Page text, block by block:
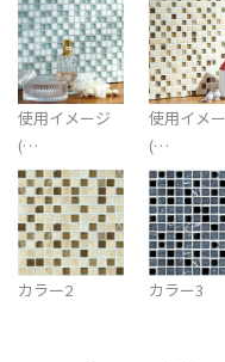
使用イメージ
(…
使用イメ
(…
カラー2 カラー3